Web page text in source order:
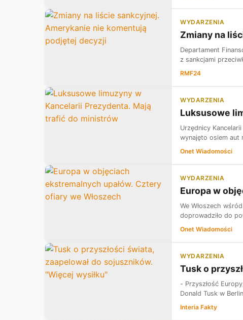
WYDARZENIA
Zmiany na
Departament
z sankcjami
RMF24
WYDARZENIA
Luksusowe
Urzędnicy
wynajęto osiem aut
Onet Wiadomości
WYDARZENIA
Europa w
We Włoszech
doprowadziło do
Onet Wiadomości
WYDARZENIA
Tusk o
- Przyszłość
Donald Tusk w
Interia Fakty